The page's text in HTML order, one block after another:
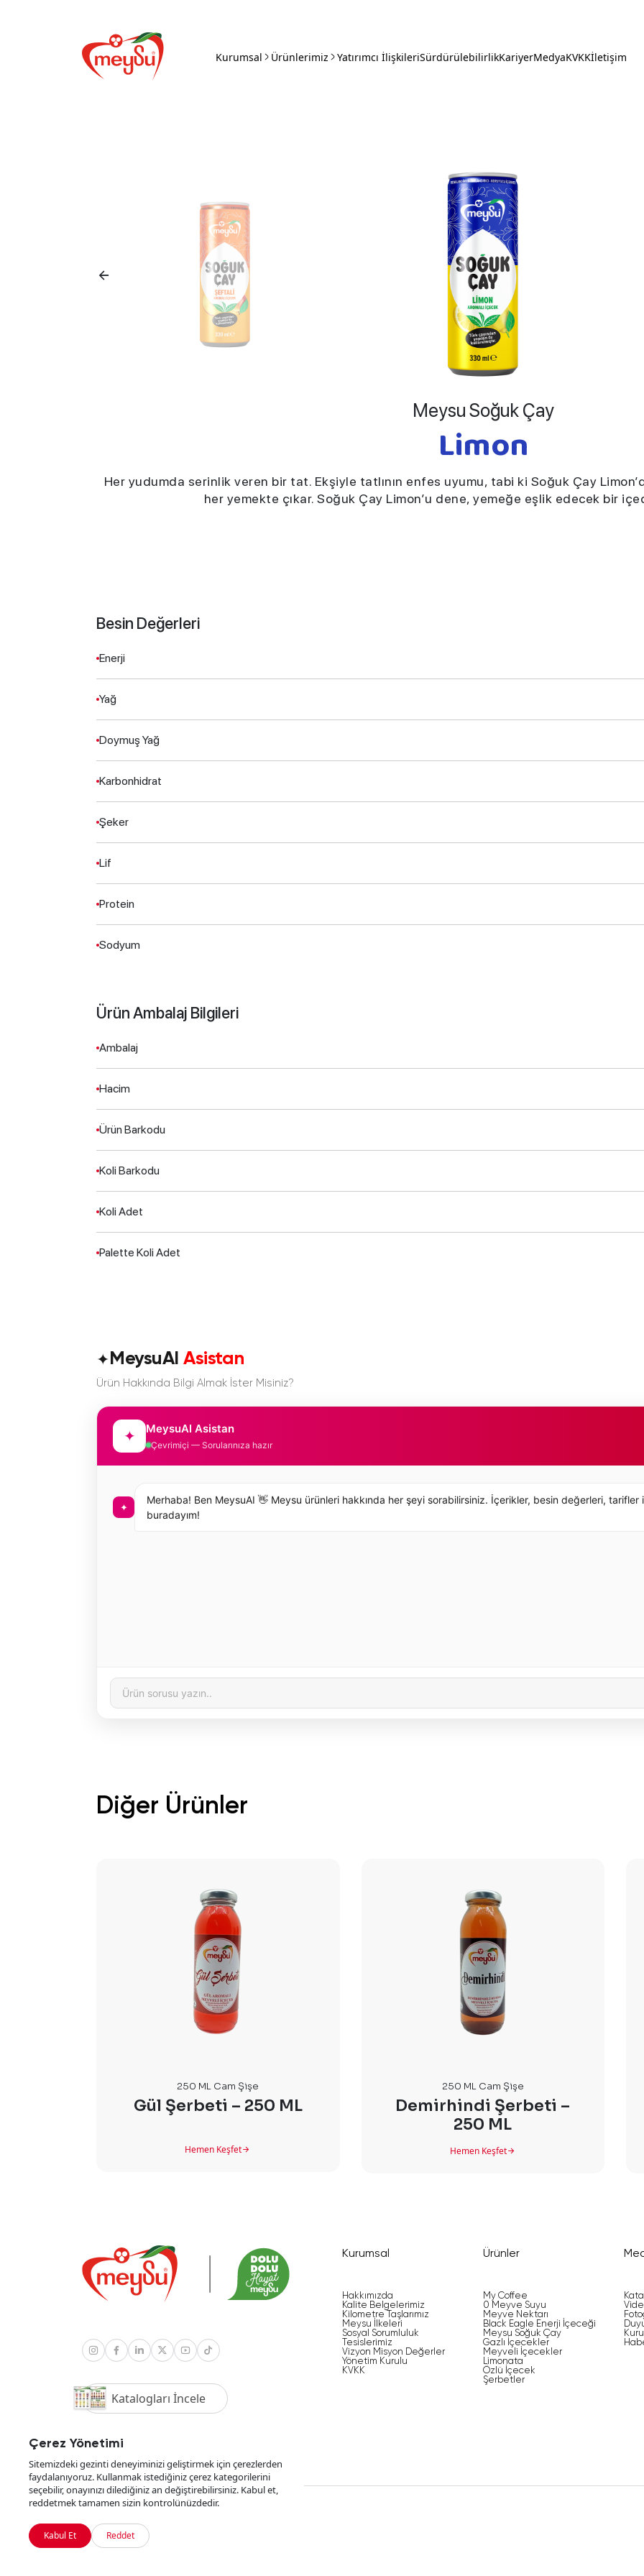
Kurumsal Ürünlerimiz Yatırımcı İlişkileriSürdürülebilirlikKariyerMedyaKVKKİletişim
Meysu Soğuk Çay
Limon
Her yudumda serinlik veren bir tat. Ekşiyle tatlının enfes uyumu, tabi ki Soğuk Çay
her yemekte çıkar. Soğuk Çay Limon’u dene, yemeğe eşlik edecek bir
Besin Değerleri
Enerji
Yağ
Doymuş Yağ
Karbonhidrat
Şeker
Lif
Protein
Sodyum
Ürün Ambalaj Bilgileri
Ambalaj
Hacim
Ürün Barkodu
Koli Barkodu
Koli Adet
Palette Koli Adet
✦MeysuAI Asistan
Ürün Hakkında Bilgi Almak İster Misiniz?
✦ MeysuAI Asistan
Çevrimiçi — Sorularınıza hazır
✦
Merhaba! Ben MeysuAI 👋 Meysu ürünleri hakkında her şeyi sorabilirsiniz. İçerikler, besin değerleri, tarifler
buradayım!
Diğer Ürünler
250 ML Cam Şişe
Gül Şerbeti – 250 ML
Hemen Keşfet
250 ML Cam Şişe
Demirhindi Şerbeti –
250 ML
Hemen Keşfet
Katalogları İncele
Kurumsal
Hakkımızda
Kalite Belgelerimiz
Kilometre Taşlarımız
Meysu İlkeleri
Sosyal Sorumluluk
Tesislerimiz
Vizyon Misyon Değerler
Yönetim Kurulu
KVKK
Ürünler
My Coffee
0 Meyve Suyu
Meyve Nektarı
Black Eagle Enerji İçeceği
Meysu Soğuk Çay
Gazlı İçecekler
Meyveli İçecekler
Limonata
Özlü İçecek
Şerbetler
YKBSOFTtarafından geliştirildi
Çerez Yönetimi
Sitemizdeki gezinti deneyiminizi geliştirmek için çerezlerden
faydalanıyoruz. Kullanmak istediğiniz çerez kategorilerini
seçebilir, onayınızı dilediğiniz an değiştirebilirsiniz. Kabul et,
reddetmek tamamen sizin kontrolünüzdedir.
Kabul Et Reddet